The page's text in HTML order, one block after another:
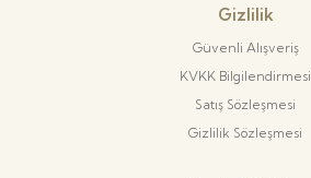
Gizlilik
Güvenli Alışveriş
KVKK Bilgilendirmesi
Satış Sözleşmesi
Gizlilik Sözleşmesi